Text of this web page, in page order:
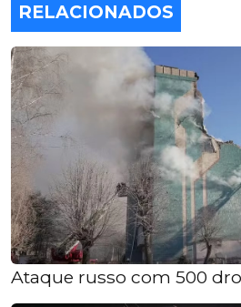
RELACIONADOS
Ataque russo com 500